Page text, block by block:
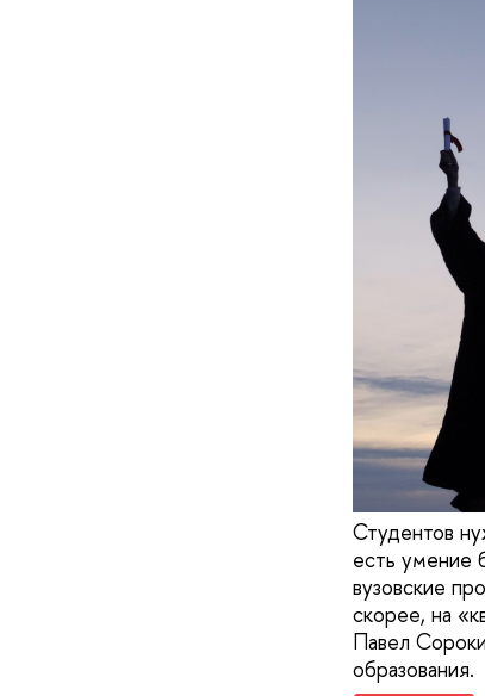
Студентов
есть умение
вузовские
скорее, на
Павел
образования.